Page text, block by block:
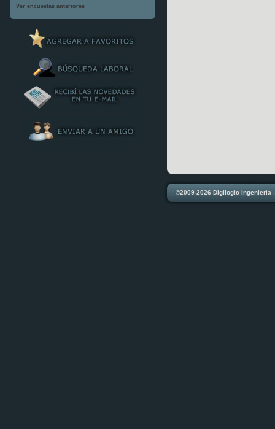
Ver encuestas anteriores
©2009-2026 Digilogic Ingeniería